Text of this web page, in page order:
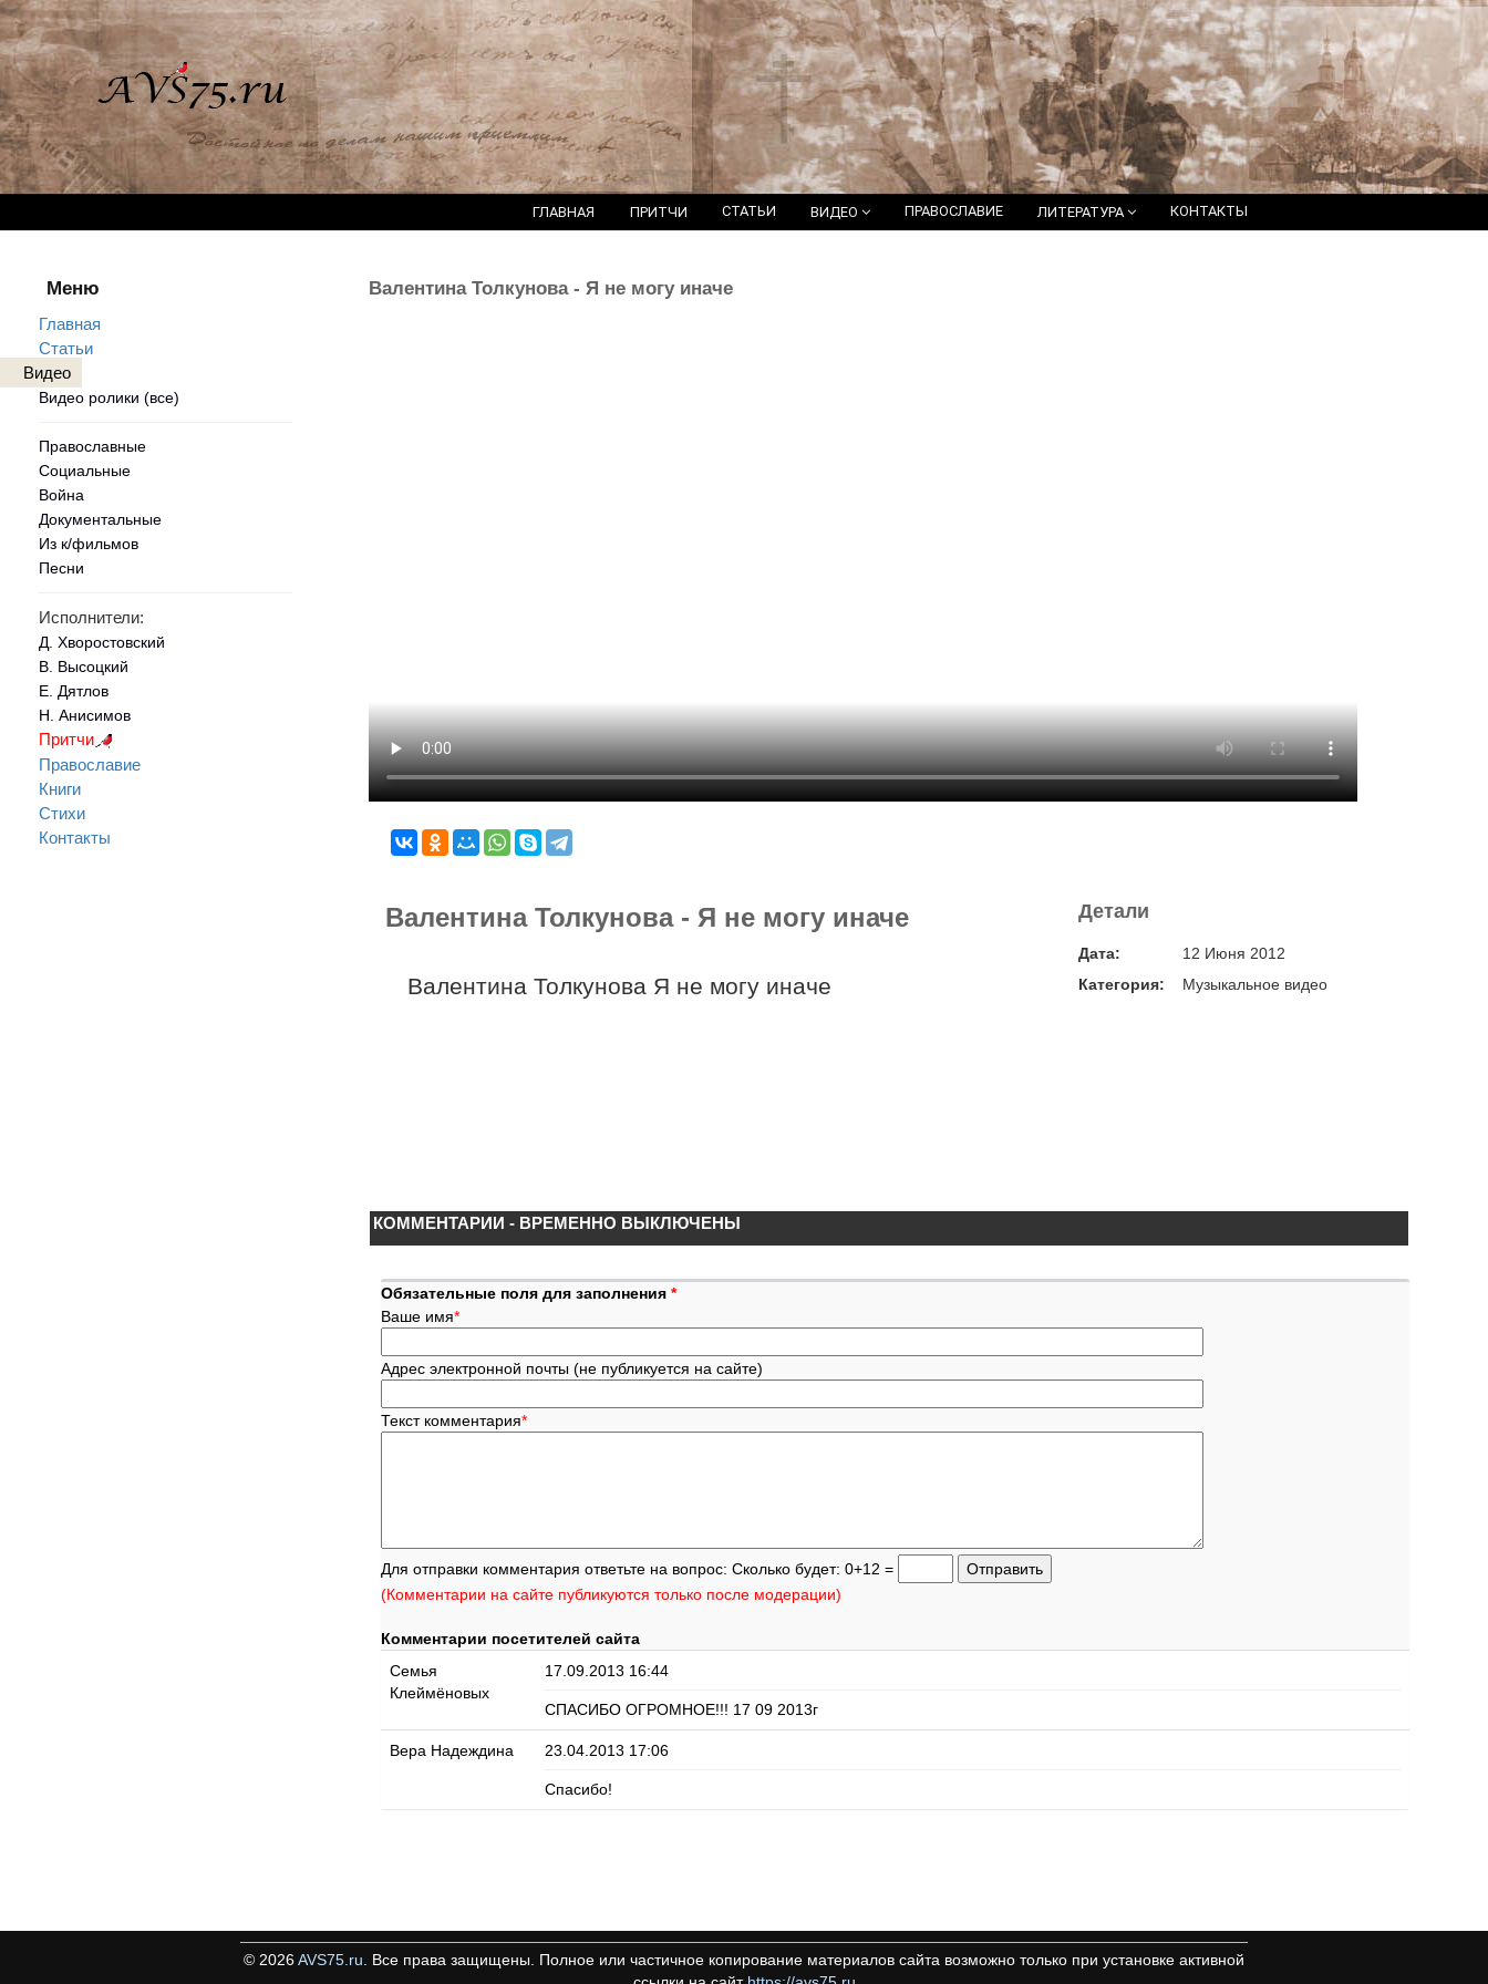
ГЛАВНАЯ ПРИТЧИ СТАТЬИ ВИДЕО ПРАВОСЛАВИЕ ЛИТЕРАТУРА КОНТАКТЫ
Меню
Главная
Статьи
Видео
Видео ролики (все)
Православные
Социальные
Война
Документальные
Из к/фильмов
Песни
Исполнители:
Д. Хворостовский
В. Высоцкий
Е. Дятлов
Н. Анисимов
Притчи
Православие
Книги
Стихи
Контакты
Валентина Толкунова - Я не могу иначе
Валентина Толкунова - Я не могу иначе
Валентина Толкунова Я не могу иначе
Детали
Дата:
12 Июня 2012
Категория:
Музыкальное видео
КОММЕНТАРИИ - ВРЕМЕННО ВЫКЛЮЧЕНЫ
Обязательные поля для заполнения *
Ваше имя*
Адрес электронной почты (не публикуется на сайте)
Текст комментария*
Для отправки комментария ответьте на вопрос: Сколько будет: 0+12 =
(Комментарии на сайте публикуются только после модерации)
Комментарии посетителей сайта
Семья
Клеймёновых
17.09.2013 16:44
СПАСИБО ОГРОМНОЕ!!! 17 09 2013г
Вера Надеждина 23.04.2013 17:06
Спасибо!
© 2026AVS75.ru . Все права защищены. Полное или частичное копирование материалов сайта возможно только при установке активной